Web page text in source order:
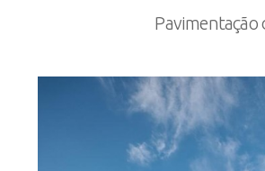
Pavimentação